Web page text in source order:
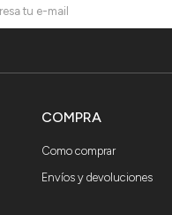
COMPRA
Como comprar
Envíos y devoluciones